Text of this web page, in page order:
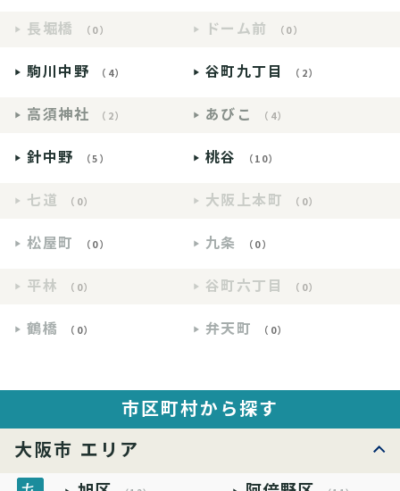
長堀橋 （0） ドーム前 （0）
駒川中野 （4） 谷町九丁目 （2）
高須神社 （2） あびこ （4）
針中野 （5） 桃谷 （10）
七道 （0） 大阪上本町 （0）
松屋町 （0） 九条 （0）
平林 （0） 谷町六丁目 （0）
鶴橋 （0） 弁天町 （0）
市区町村から探す
大阪市 エリア